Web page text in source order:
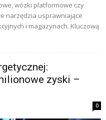
wózki platformowe czy
narzędzia usprawniające
i magazynach. Kluczową
zyski –
0